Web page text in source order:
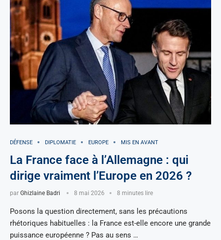
DÉFENSE DIPLOMATIE EUROPE MIS EN AVANT
La France face à l’Allemagne : qui
dirige vraiment l’Europe en 2026 ?
par Ghizlaine Badri 8 mai 2026 8 minutes lire
Posons la question directement, sans les précautions
rhétoriques habituelles : la France est-elle encore une grande
puissance européenne ? Pas au sens …